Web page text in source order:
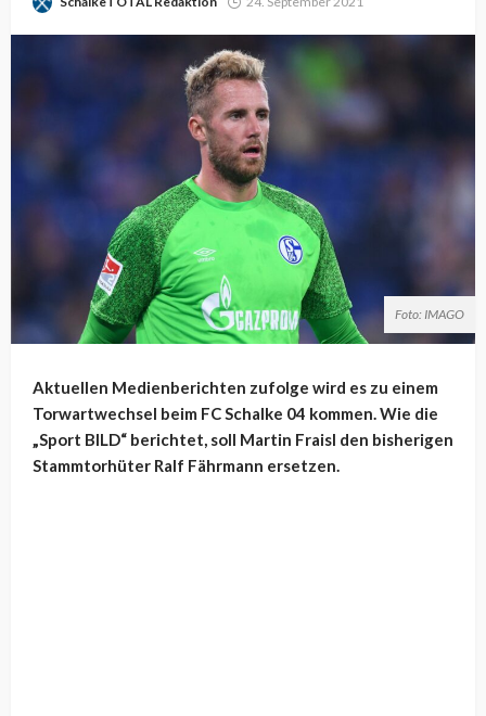
Foto: IMAGO
Aktuellen Medienberichten zufolge wird es zu einem
Torwartwechsel beim FC Schalke 04 kommen. Wie die
„Sport BILD“ berichtet, soll Martin Fraisl den bisherigen
Stammtorhüter Ralf Fährmann ersetzen.